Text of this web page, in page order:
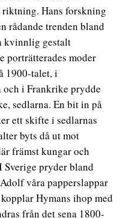
Hans forskning
rådande trenden bland
kvinnlig gestalt
porträtterades moder
1900-talet, i
i Frankrike prydde
sedlarna. En bit in på
ett skifte i sedlarnas
byts då ut mot
främst kungar och
Sverige pryder bland
våra papperslappar
Hymans ihop med
från det sena 1800-